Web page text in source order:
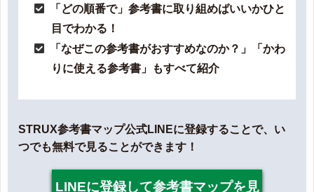
「どの順番で」参考書に取り組めばいいかひと
目でわかる！
「なぜこの参考書がおすすめなのか？」「かわ
りに使える参考書」もすべて紹介
STRUX参考書マップ公式LINEに登録することで、い
つでも無料で見ることができます！
LINEに登録して参考書マップを見